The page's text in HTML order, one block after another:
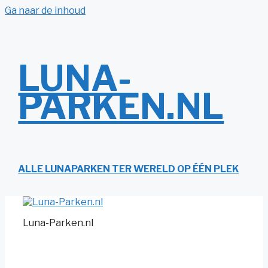
Ga naar de inhoud
LUNA-
PARKEN.NL
ALLE LUNAPARKEN TER WERELD OP ÉÉN PLEK
Luna-Parken.nl